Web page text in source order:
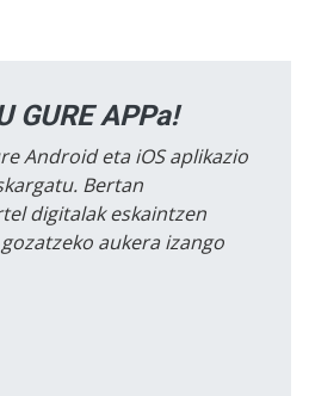
GURE APPa!
Android eta iOS aplikazio
Bertan
digitalak eskaintzen
aukera izango